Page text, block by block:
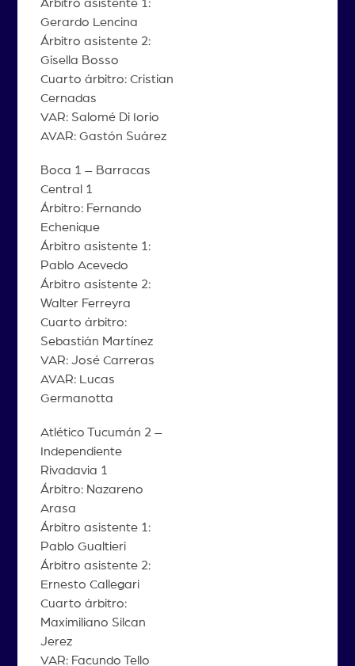
Árbitro asistente 1:
Gerardo Lencina
Árbitro asistente 2:
Gisella Bosso
Cuarto árbitro: Cristian
Cernadas
VAR: Salomé Di Iorio
AVAR: Gastón Suárez
Boca 1 – Barracas
Central 1
Árbitro: Fernando
Echenique
Árbitro asistente 1:
Pablo Acevedo
Árbitro asistente 2:
Walter Ferreyra
Cuarto árbitro:
Sebastián Martínez
VAR: José Carreras
AVAR: Lucas
Germanotta
Atlético Tucumán 2 –
Independiente
Rivadavia 1
Árbitro: Nazareno
Arasa
Árbitro asistente 1:
Pablo Gualtieri
Árbitro asistente 2:
Ernesto Callegari
Cuarto árbitro:
Maximiliano Silcan
Jerez
VAR: Facundo Tello